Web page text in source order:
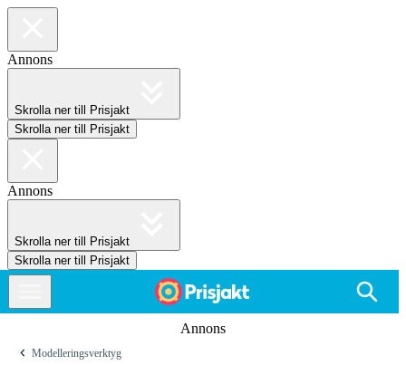
Annons
Skrolla ner till Prisjakt
Skrolla ner till Prisjakt
Annons
Skrolla ner till Prisjakt
Skrolla ner till Prisjakt
Annons
Modelleringsverktyg